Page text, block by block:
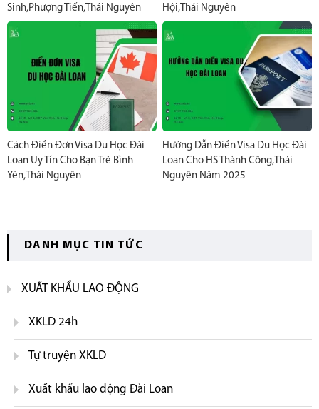
Sinh,Phượng Tiến,Thái Nguyên
Hội,Thái Nguyên
Cách Điền Đơn Visa Du Học Đài
Loan Uy Tín Cho Bạn Trẻ Bình
Yên,Thái Nguyên
Hướng Dẫn Điền Visa Du Học Đài
Loan Cho HS Thành Công,Thái
Nguyên Năm 2025
DANH MỤC TIN TỨC
XUẤT KHẨU LAO ĐỘNG
XKLD 24h
Tự truyện XKLD
Xuất khẩu lao động Đài Loan